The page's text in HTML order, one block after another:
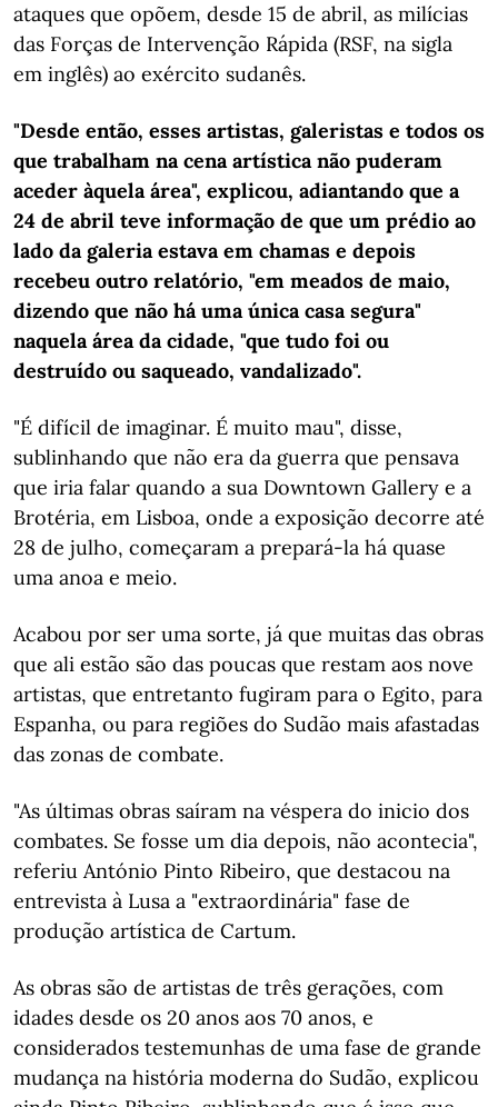
ataques que opõem, desde 15 de abril, as milícias
das Forças de Intervenção Rápida (RSF, na sigla
em inglês) ao exército sudanês.
"Desde então, esses artistas, galeristas e todos os
que trabalham na cena artística não puderam
aceder àquela área", explicou, adiantando que a
24 de abril teve informação de que um prédio ao
lado da galeria estava em chamas e depois
recebeu outro relatório, "em meados de maio,
dizendo que não há uma única casa segura"
naquela área da cidade, "que tudo foi ou
destruído ou saqueado, vandalizado".
"É difícil de imaginar. É muito mau", disse,
sublinhando que não era da guerra que pensava
que iria falar quando a sua Downtown Gallery e a
Brotéria, em Lisboa, onde a exposição decorre até
28 de julho, começaram a prepará-la há quase
uma anoa e meio.
Acabou por ser uma sorte, já que muitas das obras
que ali estão são das poucas que restam aos nove
artistas, que entretanto fugiram para o Egito, para
Espanha, ou para regiões do Sudão mais afastadas
das zonas de combate.
"As últimas obras saíram na véspera do inicio dos
combates. Se fosse um dia depois, não acontecia",
referiu António Pinto Ribeiro, que destacou na
entrevista à Lusa a "extraordinária" fase de
produção artística de Cartum.
As obras são de artistas de três gerações, com
idades desde os 20 anos aos 70 anos, e
considerados testemunhas de uma fase de grande
mudança na história moderna do Sudão, explicou